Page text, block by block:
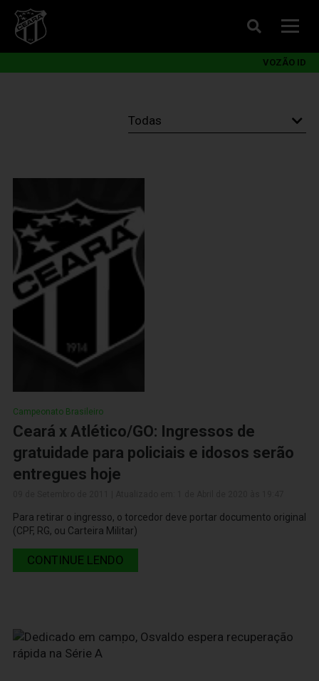
VOZÃO ID
Campeonato Brasileiro
Ceará x Atlético/GO: Ingressos de
gratuidade para policiais e idosos serão
entregues hoje
Para retirar o ingresso, o torcedor deve portar documento original
(CPF, RG, ou Carteira Militar)
CONTINUE LENDO
08 de Setembro de 2011